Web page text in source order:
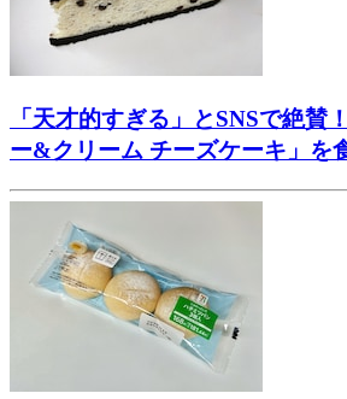
「天才的すぎる」とSNSで絶賛
ー&クリーム チーズケーキ」を